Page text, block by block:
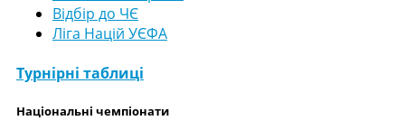
Відбір до ЧЄ
Ліга Націй УЄФА
Турнірні таблиці
Національні чемпіонати